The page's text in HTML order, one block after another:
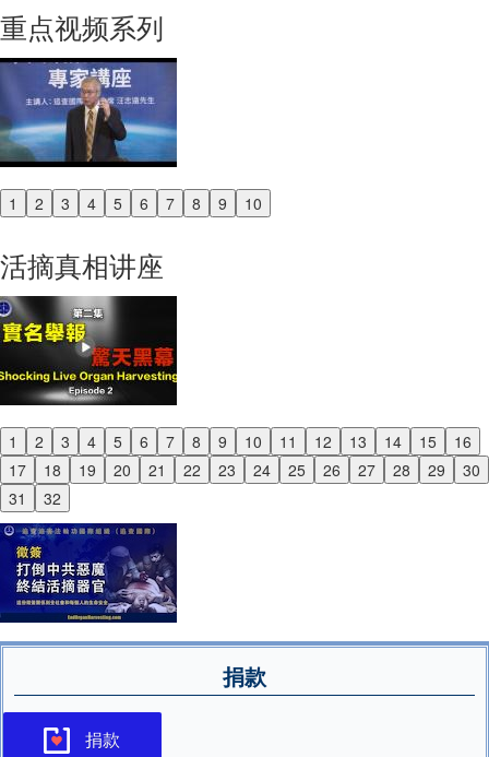
重点视频系列
1 2 3 4 5 6 7 8 9 10
Previous
活摘真相讲座
1 2 3 4 5 6 7 8 9 10 11 12 13 14 15
16
17
18 19 20 21 22 23 24 25 26 27 28 29
30
31
32
Previous
Next
捐款
捐款